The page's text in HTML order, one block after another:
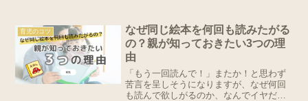
泣く子どもの姿を温かく見守られるよう
になる ・泣く理由が腑に落ちる ・慣
らし保育期間が少し楽しみになる
育児のコツ
なぜ同じ絵本を何回も読みたがる
の？親が知っておきたい3つの理
由
「もう一回読んで！」またか！と思わず
苦言を呈しそうになりますが、なぜ何回
も読んで欲しがるのか、なんでイヤだと